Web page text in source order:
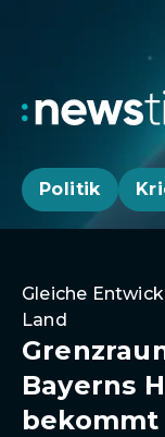
Politik
Gleiche
Land
Bayerns